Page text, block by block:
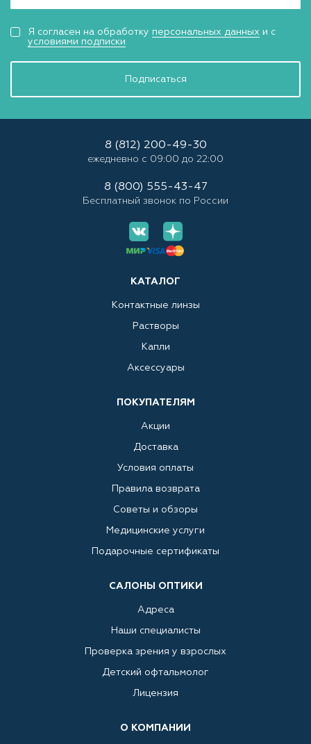
Подписаться
Я согласен на обработку персональных данных и с
условиями подписки
КАТАЛОГ
Контактные линзы
Растворы
Капли
Аксессуары
ПОКУПАТЕЛЯМ
Акции
Доставка
Условия оплаты
Правила возврата
Советы и обзоры
Медицинские услуги
Подарочные сертификаты
САЛОНЫ ОПТИКИ
Адреса
Наши специалисты
Проверка зрения у взрослых
Детский офтальмолог
Лицензия
О КОМПАНИИ
8 (812) 200-49-30
ежедневно с 09:00 до 22:00
8 (800) 555-43-47
Бесплатный звонок по России